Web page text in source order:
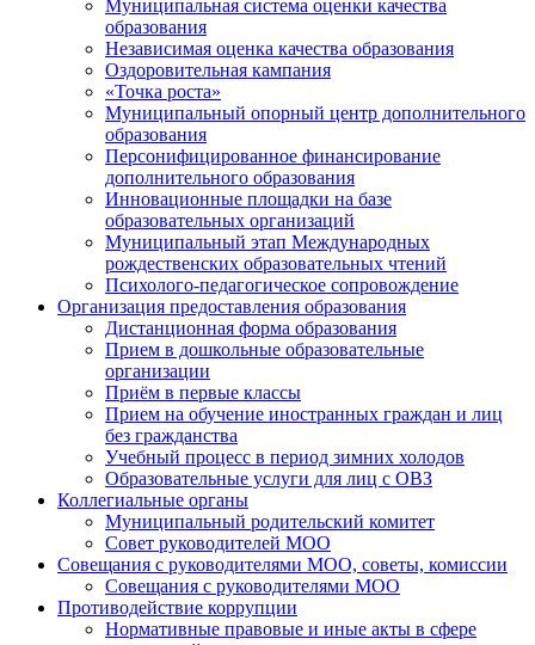
Муниципальная система оценки качества
образования
Независимая оценка качества образования
Оздоровительная кампания
«Точка роста»
Муниципальный опорный центр дополнительного
образования
Персонифицированное финансирование
дополнительного образования
Инновационные площадки на базе
образовательных организаций
Муниципальный этап Международных
рождественских образовательных чтений
Психолого-педагогическое сопровождение
Организация предоставления образования
Дистанционная форма образования
Прием в дошкольные образовательные
организации
Приём в первые классы
Прием на обучение иностранных граждан и лиц
без гражданства
Учебный процесс в период зимних холодов
Образовательные услуги для лиц с ОВЗ
Коллегиальные органы
Муниципальный родительский комитет
Совет руководителей МОО
Совещания с руководителями МОО, советы, комиссии
Совещания с руководителями МОО
Противодействие коррупции
Нормативные правовые и иные акты в сфере